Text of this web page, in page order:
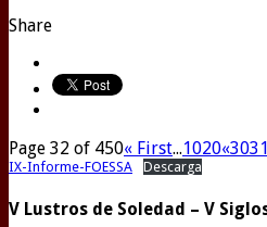
Share
Page 32 of 450« First...1020«3031
IX-Informe-FOESSA Descarga
V Lustros de Soledad – V